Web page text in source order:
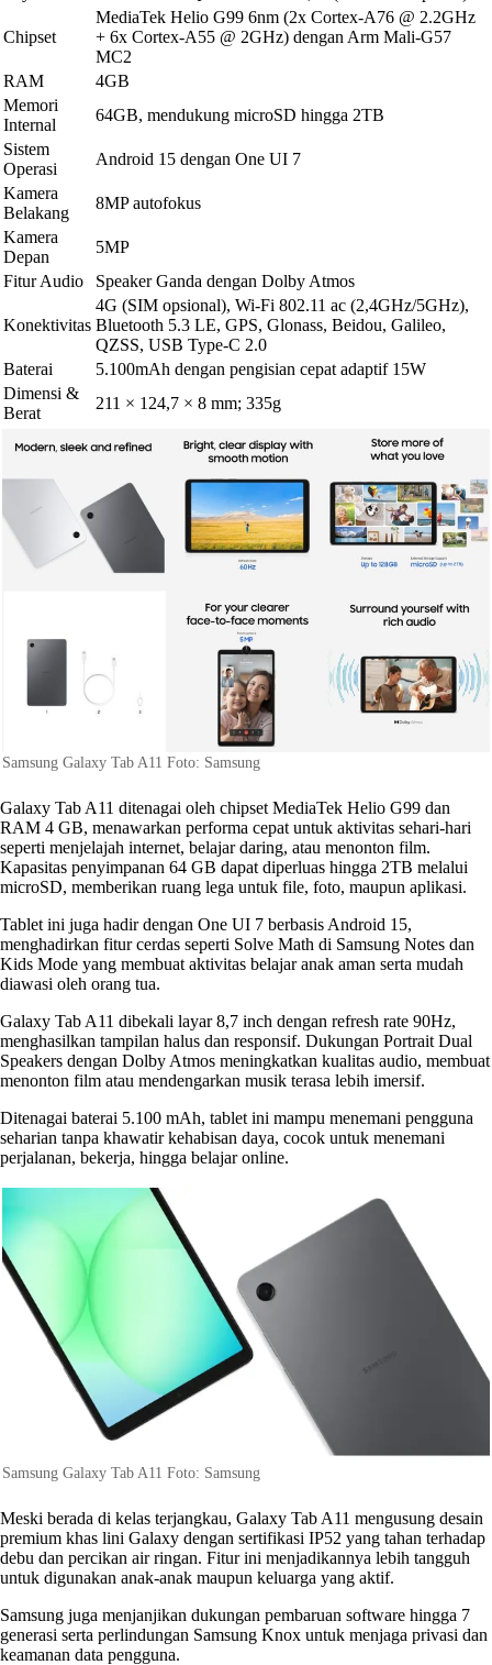
Chipset
MediaTek Helio G99 6nm (2x Cortex-A76 @ 2.2GHz
+ 6x Cortex-A55 @ 2GHz) dengan Arm Mali-G57
MC2
RAM
4GB
Memori
Internal
64GB, mendukung microSD hingga 2TB
Sistem
Operasi
Android 15 dengan One UI 7
Kamera
Belakang
8MP autofokus
Kamera
Depan
5MP
Fitur Audio
Speaker Ganda dengan Dolby Atmos
Konektivitas
4G (SIM opsional), Wi-Fi 802.11 ac (2,4GHz/5GHz),
Bluetooth 5.3 LE, GPS, Glonass, Beidou, Galileo,
QZSS, USB Type-C 2.0
Baterai
5.100mAh dengan pengisian cepat adaptif 15W
Dimensi &
Berat
211 × 124,7 × 8 mm; 335g
Samsung Galaxy Tab A11 Foto: Samsung
Galaxy Tab A11 ditenagai oleh chipset MediaTek Helio G99 dan
RAM 4 GB, menawarkan performa cepat untuk aktivitas sehari-hari
seperti menjelajah internet, belajar daring, atau menonton film.
Kapasitas penyimpanan 64 GB dapat diperluas hingga 2TB melalui
microSD, memberikan ruang lega untuk file, foto, maupun aplikasi.
Tablet ini juga hadir dengan One UI 7 berbasis Android 15,
menghadirkan fitur cerdas seperti Solve Math di Samsung Notes dan
Kids Mode yang membuat aktivitas belajar anak aman serta mudah
diawasi oleh orang tua.
Galaxy Tab A11 dibekali layar 8,7 inch dengan refresh rate 90Hz,
menghasilkan tampilan halus dan responsif. Dukungan Portrait Dual
Speakers dengan Dolby Atmos meningkatkan kualitas audio, membuat
menonton film atau mendengarkan musik terasa lebih imersif.
Ditenagai baterai 5.100 mAh, tablet ini mampu menemani pengguna
seharian tanpa khawatir kehabisan daya, cocok untuk menemani
perjalanan, bekerja, hingga belajar online.
Samsung Galaxy Tab A11 Foto: Samsung
Meski berada di kelas terjangkau, Galaxy Tab A11 mengusung desain
premium khas lini Galaxy dengan sertifikasi IP52 yang tahan terhadap
debu dan percikan air ringan. Fitur ini menjadikannya lebih tangguh
untuk digunakan anak-anak maupun keluarga yang aktif.
Samsung juga menjanjikan dukungan pembaruan software hingga 7
generasi serta perlindungan Samsung Knox untuk menjaga privasi dan
keamanan data pengguna.